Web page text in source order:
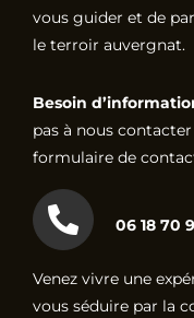
vous guider et de
le terroir auvergnat.
Besoin
pas à nous
formulaire de
06 18 70
Venez vivre une
vous séduire par la